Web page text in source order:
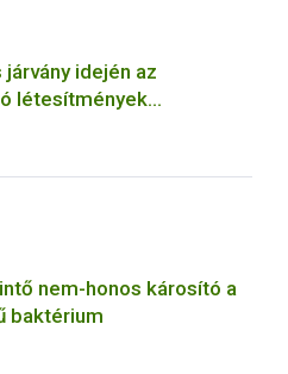
idején az
létesítmények
nem-honos károsító a
baktérium